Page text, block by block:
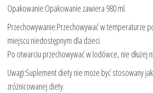
Opakowanie:Opakowanie zawiera 980 ml.
Przechowywanie:Przechowywać w temperaturze
miejscu niedostępnym dla dzieci.
Po otwarciu przechowywać w lodówce, nie dłużej
Uwagi:Suplement diety nie może być stosowany
zróżnicowanej diety.